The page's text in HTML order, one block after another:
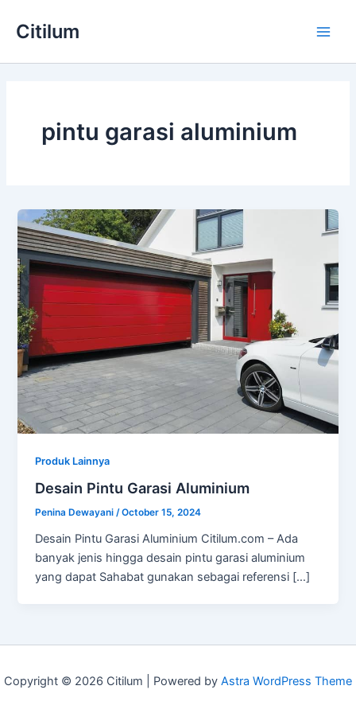
Citilum
pintu garasi aluminium
Produk Lainnya
Desain Pintu Garasi Aluminium
Penina Dewayani/October 15, 2024
Desain Pintu Garasi Aluminium Citilum.com – Ada
banyak jenis hingga desain pintu garasi aluminium
yang dapat Sahabat gunakan sebagai referensi […]
Copyright © 2026 Citilum | Powered by Astra WordPress Theme